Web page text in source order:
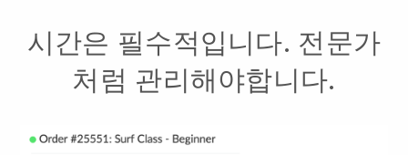
시간은 필수적입니다. 전문가
처럼 관리해야합니다.